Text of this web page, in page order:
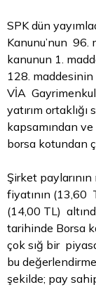
SPK dün
Kanunu’nun
kanunun 1.
128. maddesinin
VİA Gayrimenkul
yatırım
kapsamından
borsa kotundan
Şirket
fiyatının (13,60
(14,00 TL)
tarihinde Borsa
çok sığ bir
bu
şekilde; pay